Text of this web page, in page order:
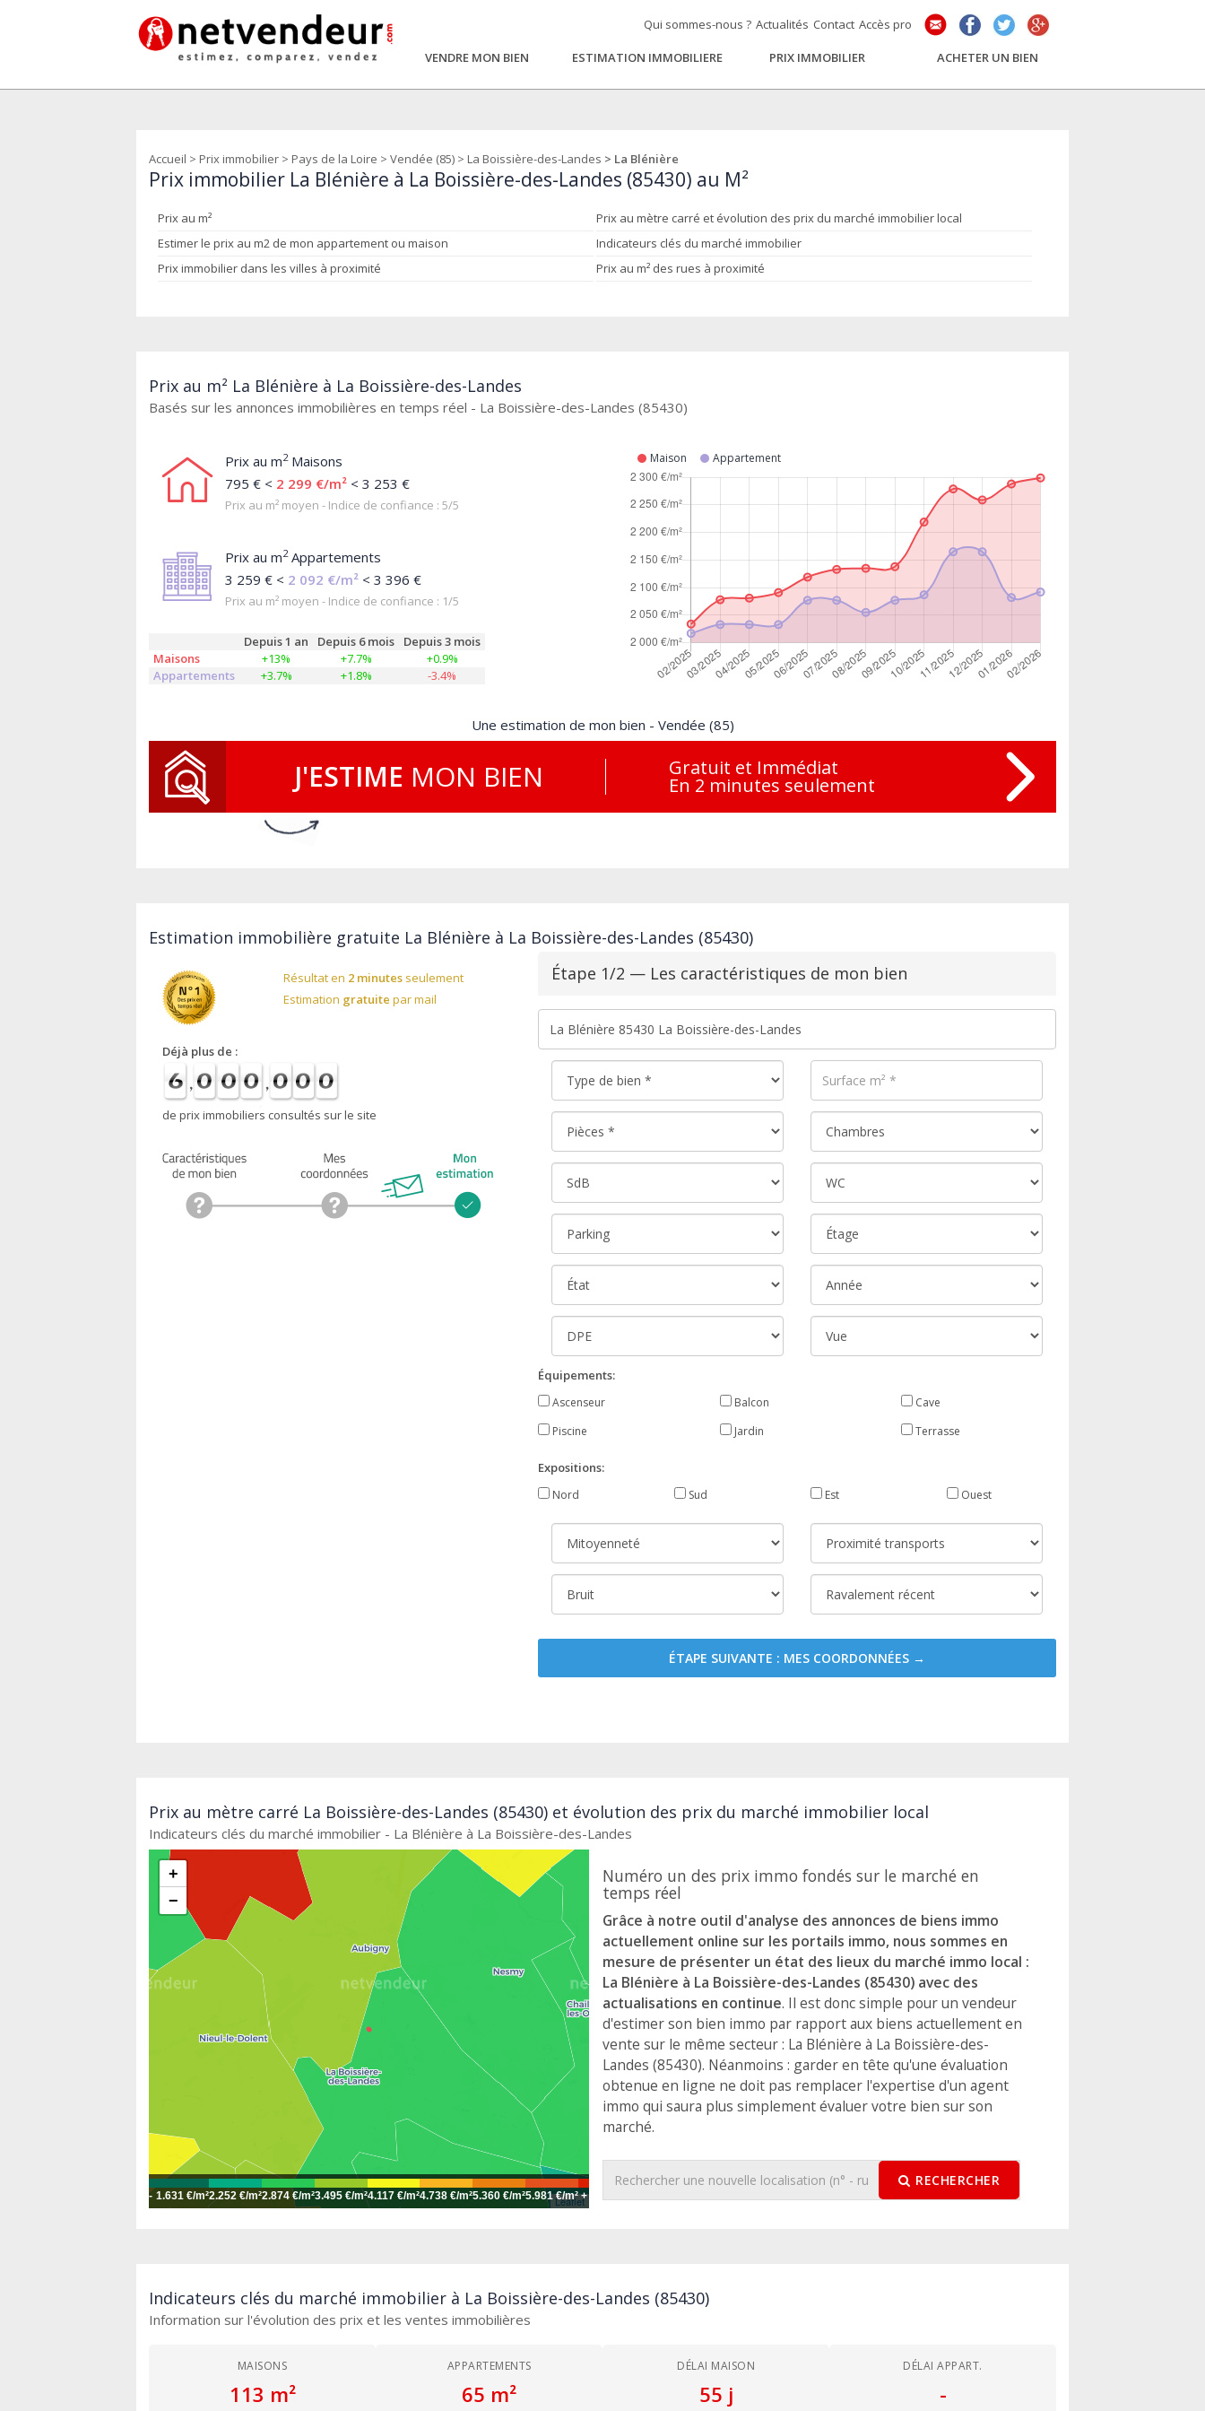
Qui sommes-nous ? Actualités Contact Accès pro
VENDRE MON BIEN ESTIMATION IMMOBILIERE PRIX IMMOBILIER ACHETER UN BIEN
Accueil > Prix immobilier > Pays de la Loire > Vendée (85) > La Boissière-des-Landes > La Blénière
Prix immobilier La Blénière à La Boissière-des-Landes (85430) au M²
Prix au m²
Prix au mètre carré et évolution des prix du marché immobilier local
Estimer le prix au m2 de mon appartement ou maison
Indicateurs clés du marché immobilier
Prix immobilier dans les villes à proximité
Prix au m² des rues à proximité
Prix au m² La Blénière à La Boissière-des-Landes
Basés sur les annonces immobilières en temps réel - La Boissière-des-Landes (85430)
Prix au m2Maisons
795 € < 2 299 €/m² < 3 253 €
Prix au m² moyen - Indice de confiance : 5/5
Prix au m2Appartements
3 259 € < 2 092 €/m² < 3 396 €
Prix au m² moyen - Indice de confiance : 1/5
Depuis 1 an Depuis 6 mois
Depuis 3 mois
Maisons
+13% +7.7%
+0.9%
Appartements
+3.7% +1.8% -3.4%
Maison Appartement
Une estimation de mon bien - Vendée (85)
J'ESTIME MON BIEN Gratuit et Immédiat
En 2 minutes seulement
Estimation immobilière gratuite La Blénière à La Boissière-des-Landes (85430)
Résultat en 2 minutesseulement
Estimation gratuite par mail
Déjà plus de :
de prix immobiliers consultés sur le site
Étape 1/2 — Les caractéristiques de mon bien
Équipements:
Ascenseur Balcon
Cave
Piscine
Jardin Terrasse
Expositions:
Nord Sud Est Ouest
ÉTAPE SUIVANTE : MES COORDONNÉES →
Prix au mètre carré La Boissière-des-Landes (85430) et évolution des prix du marché immobilier local
Indicateurs clés du marché immobilier - La Blénière à La Boissière-des-Landes
+
−
Leaflet
- 1.631 €/m²2.252 €/m²2.874 €/m²3.495 €/m²4.117 €/m²4.738 €/m²5.360 €/m²5.981 €/m²+
Numéro un des prix immo fondés sur le marché en
temps réel
Grâce à notre outil d'analyse des annonces de biens immo
actuellement online sur les portails immo, nous sommes en
mesure de présenter un état des lieux du marché immo local :
La Blénière à La Boissière-des-Landes (85430) avec des
actualisations en continue. Il est donc simple pour un vendeur
d'estimer son bien immo par rapport aux biens actuellement en
vente sur le même secteur : La Blénière à La Boissière-des-
Landes (85430). Néanmoins : garder en tête qu'une évaluation
obtenue en ligne ne doit pas remplacer l'expertise d'un agent
immo qui saura plus simplement évaluer votre bien sur son
marché.
RECHERCHER
Indicateurs clés du marché immobilier à La Boissière-des-Landes (85430)
Information sur l'évolution des prix et les ventes immobilières
MAISONS
113 m²
APPARTEMENTS
65 m²
DÉLAI MAISON
55 j
DÉLAI APPART.
-